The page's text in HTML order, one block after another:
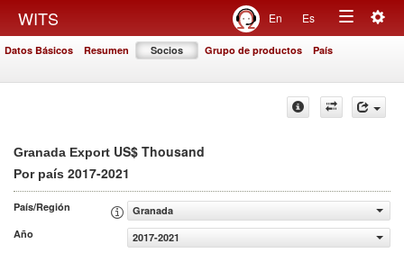
WITS En Es
Toggle
Datos Básicos Resumen Socios Grupo de productos País
Granada Export US$ Thousand
Por país 2017-2021
País/Región
Granada
Año
2017-2021